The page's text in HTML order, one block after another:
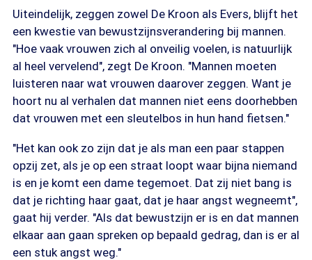
Uiteindelijk, zeggen zowel De Kroon als Evers, blijft het
een kwestie van bewustzijnsverandering bij mannen.
"Hoe vaak vrouwen zich al onveilig voelen, is natuurlijk
al heel vervelend", zegt De Kroon. "Mannen moeten
luisteren naar wat vrouwen daarover zeggen. Want je
hoort nu al verhalen dat mannen niet eens doorhebben
dat vrouwen met een sleutelbos in hun hand fietsen."
"Het kan ook zo zijn dat je als man een paar stappen
opzij zet, als je op een straat loopt waar bijna niemand
is en je komt een dame tegemoet. Dat zij niet bang is
dat je richting haar gaat, dat je haar angst wegneemt",
gaat hij verder. "Als dat bewustzijn er is en dat mannen
elkaar aan gaan spreken op bepaald gedrag, dan is er al
een stuk angst weg."